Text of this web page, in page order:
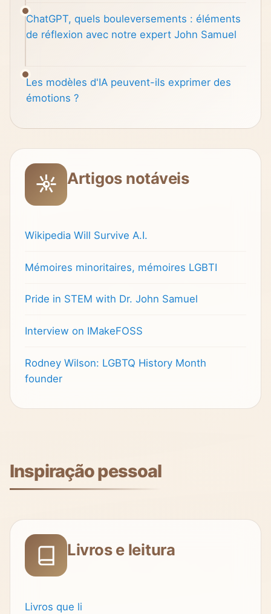
ChatGPT, quels bouleversements : éléments
de réflexion avec notre expert John Samuel
Les modèles d'IA peuvent-ils exprimer des
émotions ?
Artigos notáveis
Wikipedia Will Survive A.I.
Mémoires minoritaires, mémoires LGBTI
Pride in STEM with Dr. John Samuel
Interview on IMakeFOSS
Rodney Wilson: LGBTQ History Month
founder
Inspiração pessoal
Livros e leitura
Livros que li